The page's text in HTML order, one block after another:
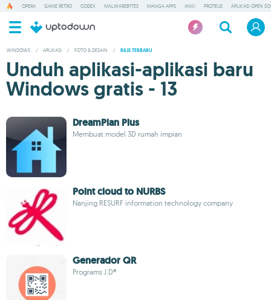
OPERA GAME RETRO CODEX MALWAREBYTES MANGA APPS ANKI PROTEUS APLIKASI OPEN
WINDOWS / APLIKASI / FOTO & DESAIN / RILIS TERBARU
Unduh aplikasi-aplikasi baru
Windows gratis - 13
DreamPlan Plus
Membuat model 3D rumah impian
Point cloud to NURBS
Nanjing RESURF information technology company
Generador QR
Programs J.D®